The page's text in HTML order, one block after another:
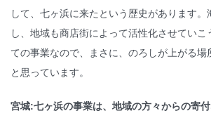
して、七ヶ浜に来たという歴史があります。
し、地域も商店街によって活性化させていこ
ての事業なので、まさに、のろしが上がる場
と思っています。
宮城:七ヶ浜の事業は、地域の方々からの寄